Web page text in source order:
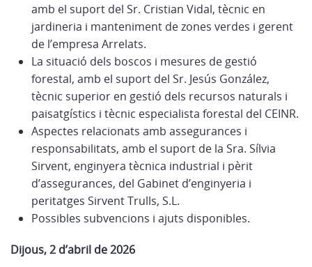
amb el suport del Sr. Cristian Vidal, tècnic en
jardineria i manteniment de zones verdes i gerent
de l’empresa Arrelats.
La situació dels boscos i mesures de gestió
forestal, amb el suport del Sr. Jesús González,
tècnic superior en gestió dels recursos naturals i
paisatgístics i tècnic especialista forestal del CEINR.
Aspectes relacionats amb assegurances i
responsabilitats, amb el suport de la Sra. Sílvia
Sirvent, enginyera tècnica industrial i pèrit
d’assegurances, del Gabinet d’enginyeria i
peritatges Sirvent Trulls, S.L.
Possibles subvencions i ajuts disponibles.
Dijous, 2 d’abril de 2026